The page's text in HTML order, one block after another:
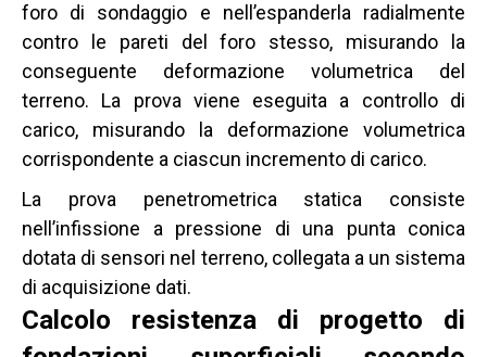
foro di sondaggio e nell’espanderla radialmente
contro le pareti del foro stesso, misurando la
conseguente deformazione volumetrica del
terreno. La prova viene eseguita a controllo di
carico, misurando la deformazione volumetrica
corrispondente a ciascun incremento di carico.
La prova penetrometrica statica consiste
nell’infissione a pressione di una punta conica
dotata di sensori nel terreno, collegata a un sistema
di acquisizione dati.
Calcolo resistenza di progetto di